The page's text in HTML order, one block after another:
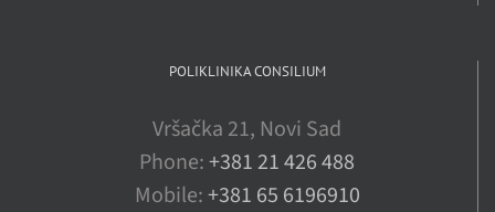
POLIKLINIKA CONSILIUM
Vršačka 21, Novi Sad
Phone:+381 21 426 488
Mobile:+381 65 6196910